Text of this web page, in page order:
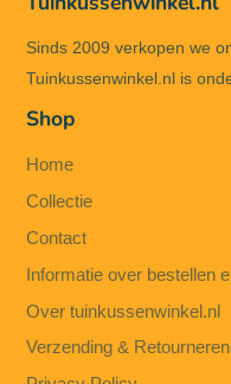
Sinds 2009 verkopen we
Tuinkussenwinkel.nl is
Shop
Home
Collectie
Contact
Informatie over bestellen
Over tuinkussenwinkel.nl
Verzending & Retourneren